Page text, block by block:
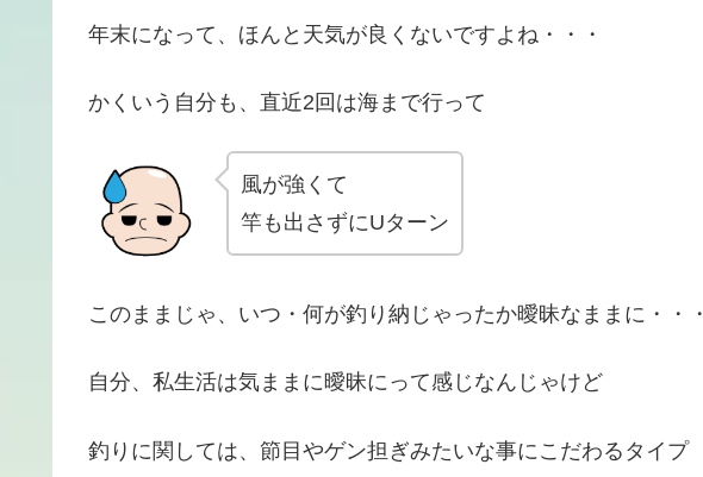
年末になって、ほんと天気が良くないですよね・・・
かくいう自分も、直近2回は海まで行って
風が強くて
竿も出さずにUターン
このままじゃ、いつ・何が釣り納じゃったか曖昧なままに・・・
自分、私生活は気ままに曖昧にって感じなんじゃけど
釣りに関しては、節目やゲン担ぎみたいな事にこだわるタイプ